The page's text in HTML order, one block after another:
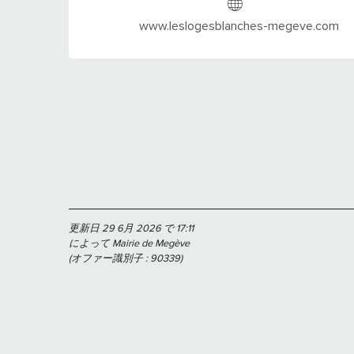
www.leslogesblanches-megeve.com
更新日 29 6月 2026 で 17:11
によって Mairie de Megève
(オファー識別子 :90339)